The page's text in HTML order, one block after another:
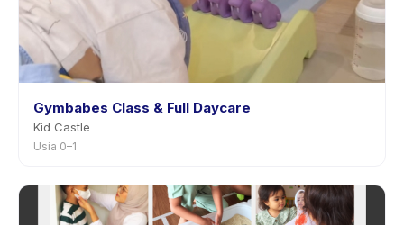
Gymbabes Class & Full Daycare
Kid Castle
Usia 0–1